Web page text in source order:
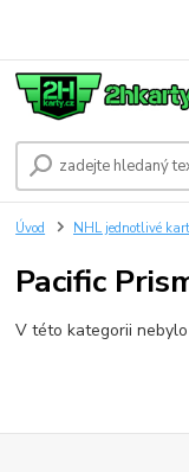
Úvod NHL jednotlivé
Pacific
V této kategorii